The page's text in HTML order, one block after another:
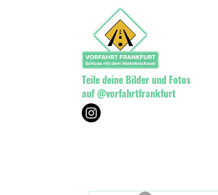
Teile deine Bilder und Fotos
auf @vorfahrtfrankfurt